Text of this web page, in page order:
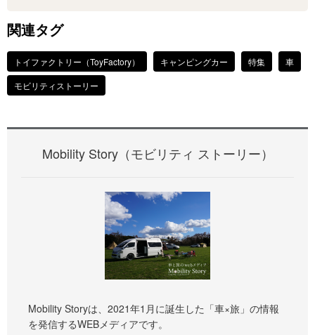
関連タグ
トイファクトリー（ToyFactory） キャンピングカー 特集
車
モビリティストーリー
Mobility Story（モビリティ ストーリー）
Mobility Storyは、2021年1月に誕生した「車×旅」の情報
を発信するWEBメディアです。